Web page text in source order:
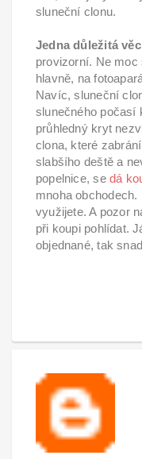
sluneční clonu.
Jedna důležitá
provizorní. Ne moc
hlavně, na
Navíc, sluneční
slunečného počasí
průhledný kryt
clona, které
slabšího deště a
popelnice, se dá
mnoha
využijete. A pozor
při koupi pohlídat.
objednané, tak